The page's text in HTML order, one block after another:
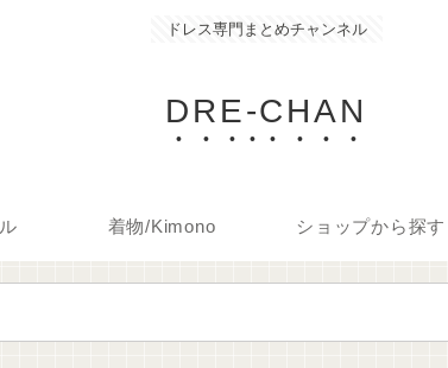
ドレス専門まとめチャンネル
DRE-CHAN
着物/Kimono ショップから探す